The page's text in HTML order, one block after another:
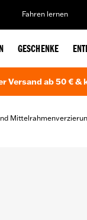
Fahren lernen
GESCHENKE
Versand ab 50 €